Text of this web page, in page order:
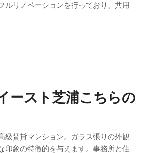
ルリノベーションを行っており、共用
ースト芝浦こちらの
級賃貸マンション。ガラス張りの外観
印象の特徴的を与えます。事務所と住